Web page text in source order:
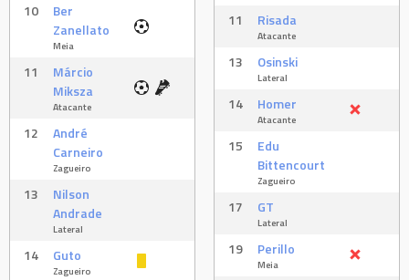
10
Ber
Zanellato
Meia
11
Márcio
Miksza
Atacante
12
André
Carneiro
Zagueiro
13
Nilson
Andrade
Lateral
14 Guto
Zagueiro
11 Risada
Atacante
13 Osinski
Lateral
14 Homer
Atacante
15
Edu
Bittencourt
Zagueiro
17 GT
Lateral
19 Perillo
Meia